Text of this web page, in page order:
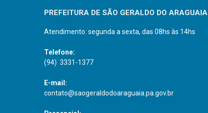
PREFEITURA DE SÃO GERALDO DO ARAGUAIA
Atendimento: segunda a sexta, das 08hs às 14hs
Telefone:
(94) 3331-1377
E-mail:
contato@saogeraldodoaraguaia.pa.gov.br